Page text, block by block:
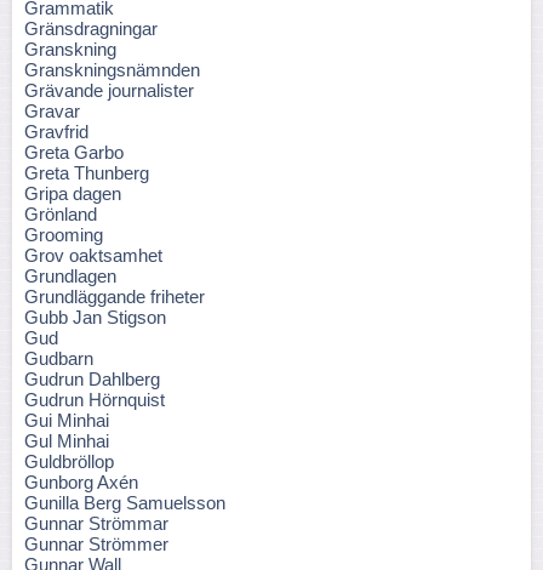
Grammatik
Gränsdragningar
Granskning
Granskningsnämnden
Grävande journalister
Gravar
Gravfrid
Greta Garbo
Greta Thunberg
Gripa dagen
Grönland
Grooming
Grov oaktsamhet
Grundlagen
Grundläggande friheter
Gubb Jan Stigson
Gud
Gudbarn
Gudrun Dahlberg
Gudrun Hörnquist
Gui Minhai
Gul Minhai
Guldbröllop
Gunborg Axén
Gunilla Berg Samuelsson
Gunnar Strömmar
Gunnar Strömmer
Gunnar Wall